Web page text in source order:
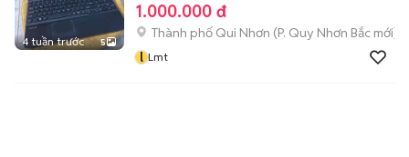
4 tuần trước 5
1.000.000 đ
Thành phố Qui Nhơn (P. Quy Nhơn Bắc mới)
l Lmt